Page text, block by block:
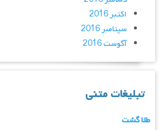
اکتبر 2016
سپتامبر 2016
آگوست 2016
تبلیغات متنی
طلا گشت